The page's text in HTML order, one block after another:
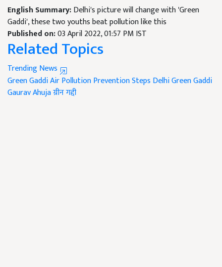
English Summary:Delhi's picture will change with 'Green
Gaddi', these two youths beat pollution like this
Published on:03 April 2022, 01:57 PM IST
Related Topics
Trending News
Green GaddiAir Pollution Prevention Steps Delhi Green Gaddi
Gaurav Ahujaग्रीन गद्दी